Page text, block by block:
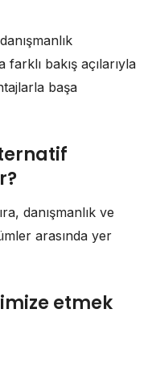
bakış açılarıyla
başa
danışmanlık ve
arasında yer
etmek